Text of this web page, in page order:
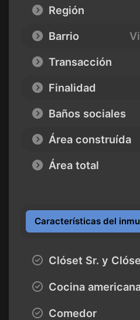
Región
Barrio
Transacción
Finalidad
Baños sociales
Área construída
Área total
Características del
Clóset Sr. y
Cocina
Comedor